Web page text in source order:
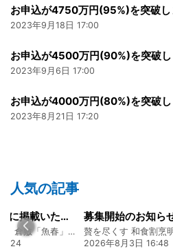
お申込が4750万円(95%)を突破し
2023年9月18日 17:00
お申込が4500万円(90%)を突破し
2023年9月6日 17:00
お申込が4000万円(80%)を突破し
2023年8月21日 17:20
人気の記事
山陽新聞の一面に掲載いただきました！
創業128年の魚屋 倉敷「魚春」ファンド
募集開始のお知ら
贅を尽くす 和食割烹
2026年8月3日 16:48